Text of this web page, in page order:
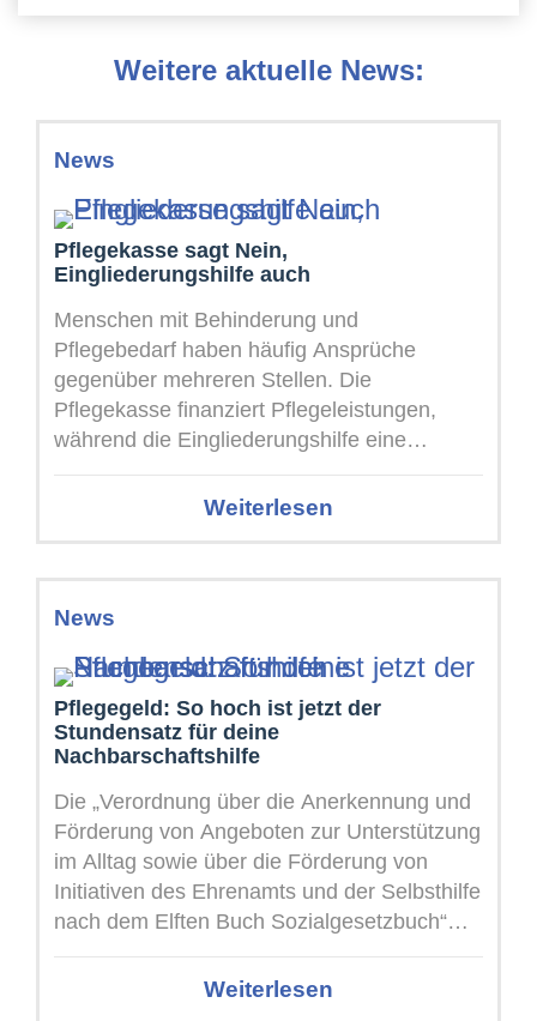
Weitere aktuelle News:
News
Pflegekasse sagt Nein,
Eingliederungshilfe auch
Menschen mit Behinderung und
Pflegebedarf haben häufig Ansprüche
gegenüber mehreren Stellen. Die
Pflegekasse finanziert Pflegeleistungen,
während die Eingliederungshilfe eine
selbstbestimmte Teilhabe ermöglichen soll.
Im Alltag lassen sich diese Aufgaben jedoch
Weiterlesen
News
Pflegegeld: So hoch ist jetzt der
Stundensatz für deine
Nachbarschaftshilfe
Die „Verordnung über die Anerkennung und
Förderung von Angeboten zur Unterstützung
im Alltag sowie über die Förderung von
Initiativen des Ehrenamts und der Selbsthilfe
nach dem Elften Buch Sozialgesetzbuch“
ermöglicht ...
Weiterlesen